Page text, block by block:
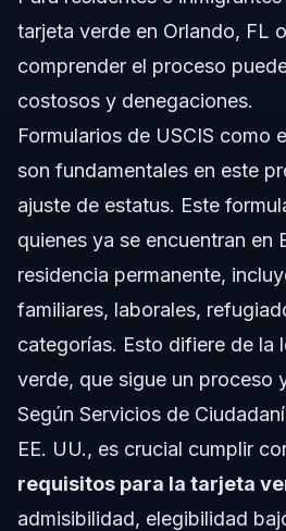
tarjeta verde en Orlando, FL
comprender el proceso
costosos y denegaciones.
Formularios de USCIS como
son fundamentales en este
ajuste de estatus. Este
quienes ya se encuentran en
residencia permanente,
familiares, laborales,
categorías. Esto difiere de la
verde, que sigue un proceso
Según Servicios de
EE. UU., es crucial cumplir
requisitos para la tarjeta
admisibilidad, elegibilidad